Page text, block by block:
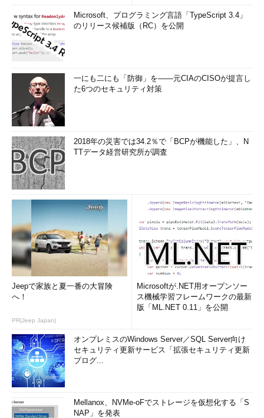
-a --all
インストールされているパッケージを一覧表示する
-i
--
--requires
依存しているファイル名を表示する
--
changelog
-l --list
-c
--
configfiles
設定ファイルのみを表示する（「-l」を指定したものと見
なす）
-d
--docfiles
イル名
イル名
れたのかを表示する（フィールドあるいはフルパスで指
定）
-p
パッケージ名ではなく、RPMパッケージファイルを指定
して問い合わせる
短いオプシ
期化をする
--rebuilddb
既存のデータベースからRPMデータベースを再構
目次に戻る
Microsoft、プログラミング言語「TypeScript 3.4」
のリリース候補版（RC）を公開
一にも二にも「防御」を――元CIAのCISOが提言し
た6つのセキュリティ対策
2018年の災害では34.2％で「BCPが機能した」、N
TTデータ経営研究所が調査
Jeepで家族と夏一番の大冒険
へ！
PR(Jeep Japan)
Microsoftが.NET用オープンソー
ス機械学習フレームワークの最新
版「ML.NET 0.11」を公開
オンプレミスのWindows Server／SQL Server向け
セキュリティ更新サービス「拡張セキュリティ更新
プログ...
Mellanox、NVMe-oFでストレージを仮想化する「S
NAP」を発表